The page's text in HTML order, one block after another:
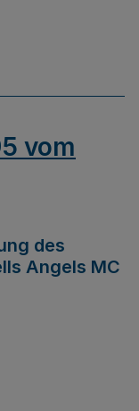
vom
des
Angels MC